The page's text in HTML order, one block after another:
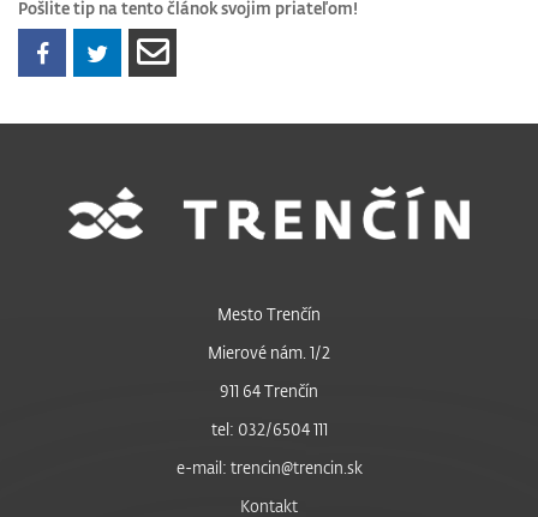
Pošlite tip na tento článok svojim priateľom!
Mesto Trenčín
Mierové nám. 1/2
911 64 Trenčín
tel: 032/6504 111
e-mail: trencin@trencin.sk
Kontakt